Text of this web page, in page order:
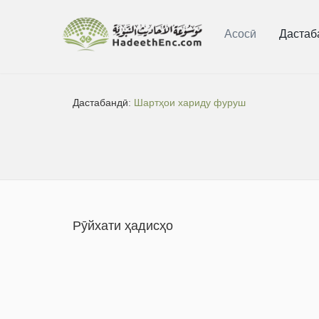
Асосӣ
Дастабандӣ: Шартҳои хариду фуруш
Рӯйхати ҳадисҳо